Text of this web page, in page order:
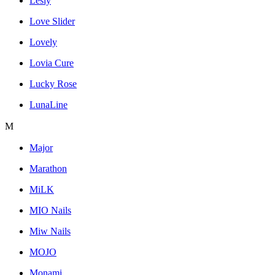
Love Slider
Lovely
Lovia Cure
Lucky Rose
LunaLine
M
Major
Marathon
MiLK
MIO Nails
Miw Nails
MOJO
Monami